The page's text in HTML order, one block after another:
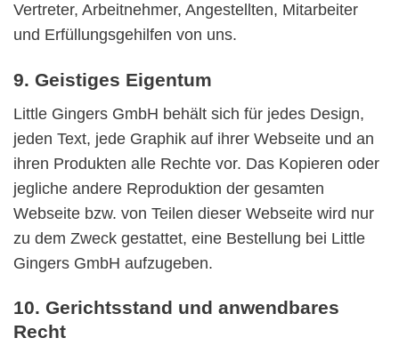
Vertreter, Arbeitnehmer, Angestellten, Mitarbeiter
und Erfüllungsgehilfen von uns.
9. Geistiges Eigentum
Little Gingers GmbH behält sich für jedes Design,
jeden Text, jede Graphik auf ihrer Webseite und an
ihren Produkten alle Rechte vor. Das Kopieren oder
jegliche andere Reproduktion der gesamten
Webseite bzw. von Teilen dieser Webseite wird nur
zu dem Zweck gestattet, eine Bestellung bei Little
Gingers GmbH aufzugeben.
10. Gerichtsstand und anwendbares
Recht